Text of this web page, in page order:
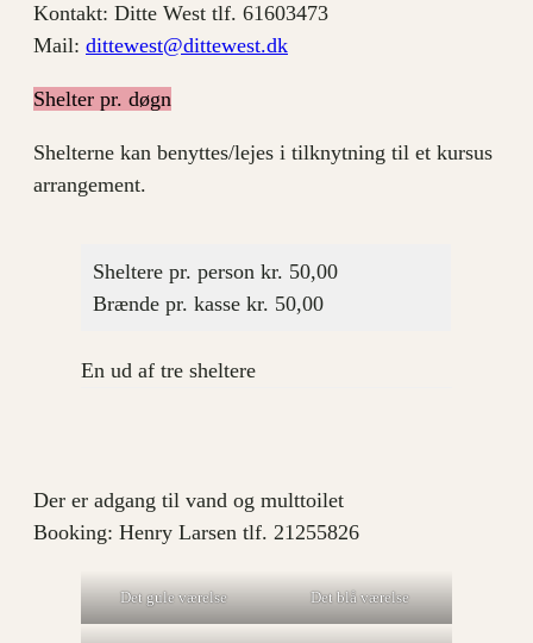
Kontakt: Ditte West tlf. 61603473
Mail: dittewest@dittewest.dk
Shelter pr. døgn
Shelterne kan benyttes/lejes i tilknytning til et kursus
arrangement.
Sheltere pr. person kr. 50,00
Brænde pr. kasse kr. 50,00
En ud af tre sheltere
Der er adgang til vand og multtoilet
Booking: Henry Larsen tlf. 21255826
Det gule værelse Det blå værelse